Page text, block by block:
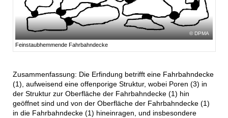
DPMA
Feinstaubhemmende Fahrbahndecke
Zusammenfassung: Die Erfindung betrifft eine Fahrbahndecke
(1), aufweisend eine offenporige Struktur, wobei Poren (3) in
der Struktur zur Oberfläche der Fahrbahndecke (1) hin
geöffnet sind und von der Oberfläche der Fahrbahndecke (1)
in die Fahrbahndecke (1) hineinragen, und insbesondere